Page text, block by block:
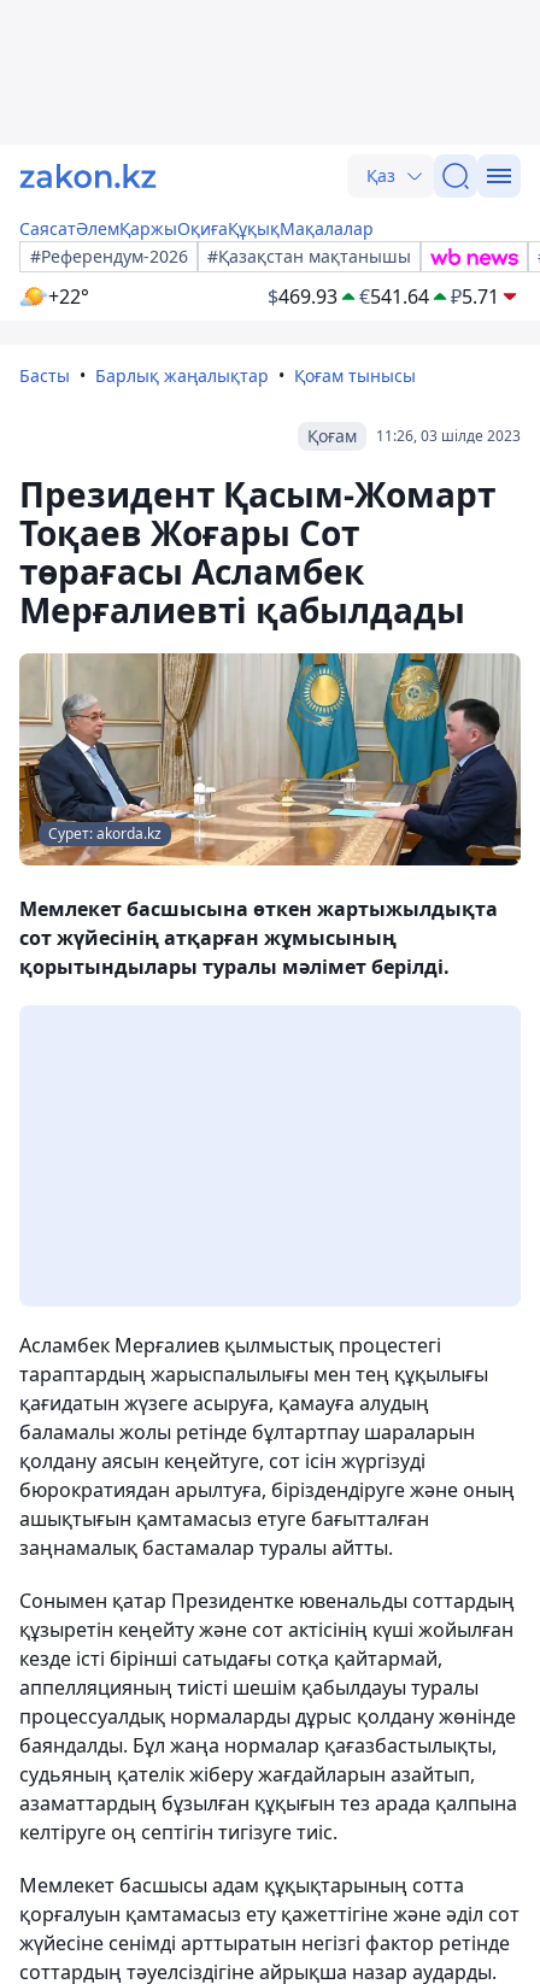
Қаз
СаясатӘлемҚаржыОқиғаҚұқықМақалалар
#Референдум-2026
#Қазақстан мақтанышы
+22° $469.93 €541.64 ₽5.71
Басты Барлық жаңалықтар Қоғам тынысы
11:26, 03 шілде 2023
Қоғам
Президент Қасым-Жомарт
Тоқаев Жоғары Сот
төрағасы Асламбек
Мерғалиевті қабылдады
Сурет: akorda.kz
Мемлекет басшысына өткен жартыжылдықта
сот жүйесінің атқарған жұмысының
қорытындылары туралы мәлімет берілді.
Асламбек Мерғалиев қылмыстық процестегі
тараптардың жарыспалылығы мен тең құқылығы
қағидатын жүзеге асыруға, қамауға алудың
баламалы жолы ретінде бұлтартпау шараларын
қолдану аясын кеңейтуге, сот ісін жүргізуді
бюрократиядан арылтуға, біріздендіруге және оның
ашықтығын қамтамасыз етуге бағытталған
заңнамалық бастамалар туралы айтты.
Сонымен қатар Президентке ювенальды соттардың
құзыретін кеңейту және сот актісінің күші жойылған
кезде істі бірінші сатыдағы сотқа қайтармай,
аппелляцияның тиісті шешім қабылдауы туралы
процессуалдық нормаларды дұрыс қолдану жөнінде
баяндалды. Бұл жаңа нормалар қағазбастылықты,
судьяның қателік жіберу жағдайларын азайтып,
азаматтардың бұзылған құқығын тез арада қалпына
келтіруге оң септігін тигізуге тиіс.
Мемлекет басшысы адам құқықтарының сотта
қорғалуын қамтамасыз ету қажеттігіне және әділ сот
жүйесіне сенімді арттыратын негізгі фактор ретінде
соттардың тәуелсіздігіне айрықша назар аударды.